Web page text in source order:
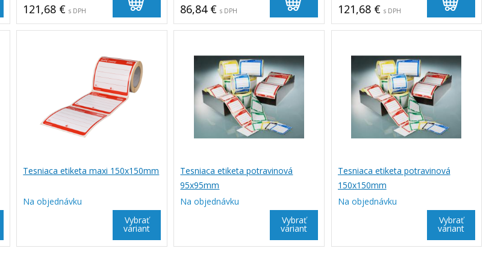
121,68 € s DPH 86,84 € s DPH 121,68 € s DPH
Tesniaca etiketa maxi 150x150mm
Na objednávku
Vybrať
variant
Tesniaca etiketa potravinová
95x95mm
Na objednávku
Vybrať
variant
Tesniaca etiketa potravinová
150x150mm
Na objednávku
Vybrať
variant